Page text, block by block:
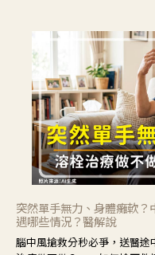
突然單手無力、身體癱軟
遇哪些情況？醫解說
腦中風搶救分秒必爭，送醫